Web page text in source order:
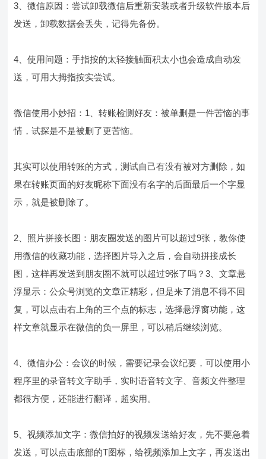
3、微信原因：尝试卸载微信后重新安装或者升级软件版本后
发送，卸载数据会丢失，记得先备份。
4、使用问题：手指按的太轻接触面积太小也会造成自动发
送，可用大拇指按实尝试。
微信使用小妙招：1、转账检测好友：被单删是一件苦恼的事
情，试探是不是被删了更苦恼。
其实可以使用转账的方式，测试自己有没有被对方删除，如
果在转账页面的好友昵称下面没有名字的后面最后一个字显
示，就是被删除了。
2、照片拼接长图：朋友圈发送的图片可以超过9张，教你使
用微信的收藏功能，选择图片导入之后，会自动拼接成长
图，这样再发送到朋友圈不就可以超过9张了吗？3、文章悬
浮显示：公众号浏览的文章正精彩，但是来了消息不得不回
复，可以点击右上角的三个点的标志，选择悬浮窗功能，这
样文章就显示在微信的负一屏里，可以稍后继续浏览。
4、微信办公：会议的时候，需要记录会议纪要，可以使用小
程序里的录音转文字助手，实时语音转文字、音频文件整理
都很方便，还能进行翻译，超实用。
5、视频添加文字：微信拍好的视频发送给好友，先不要急着
发送，可以点击底部的T图标，给视频添加上文字，再发送出